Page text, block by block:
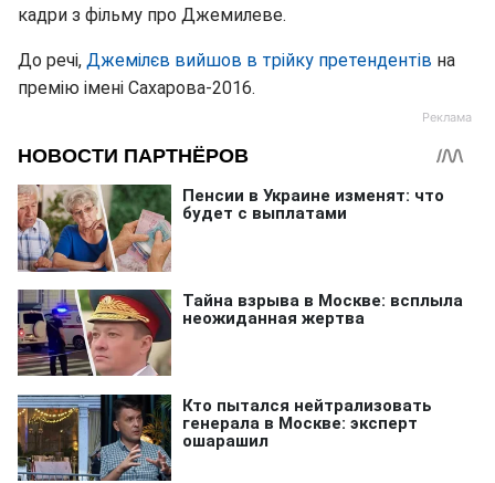
кадри з фільму про Джемилеве.
До речі, Джемілєв вийшов в трійку претендентів на
премію імені Сахарова-2016.